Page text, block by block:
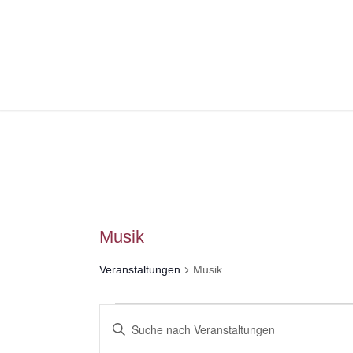
Musik
Veranstaltungen Musik
für
Suche
Bitte